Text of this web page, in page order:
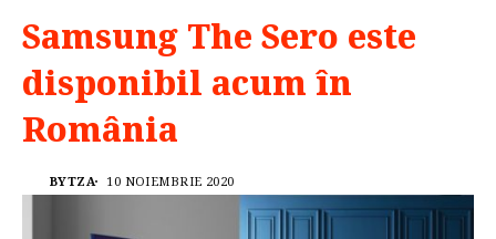
Samsung The Sero este
disponibil acum în
România
BYTZA 10 NOIEMBRIE 2020